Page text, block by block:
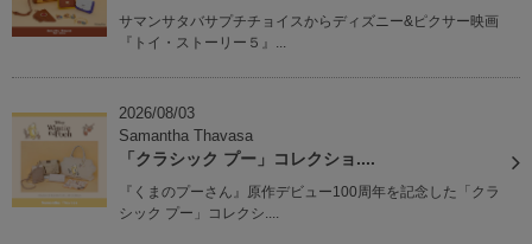
サマンサタバサプチチョイスからディズニー&ピクサー映画
『トイ・ストーリー５』...
2026/08/03
Samantha Thavasa
「クラシック プー」コレクショ....
『くまのプーさん』原作デビュー100周年を記念した「クラ
シック プー」コレクシ....